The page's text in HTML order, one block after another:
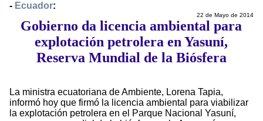
- Ecuador:
22 de Mayo de 2014
Gobierno da licencia ambiental para
explotación petrolera en Yasuní,
Reserva Mundial de la Biósfera
La ministra ecuatoriana de Ambiente, Lorena Tapia,
informó hoy que firmó la licencia ambiental para viabilizar
la explotación petrolera en el Parque Nacional Yasuní,